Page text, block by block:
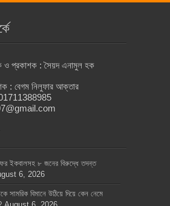
ও প্রকাশক : সৈয়দ এনামুল হক
: বেগম নিলুফার আক্তার
ইকবালসহ ৮ জনের বিরুদ্ধে তদন্ত
6, 2026
সামরিক বিমানে উঠিয়ে দিয়ে কেন নেমে